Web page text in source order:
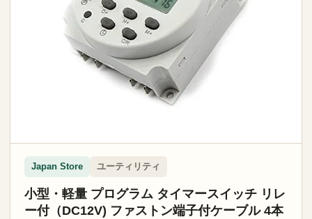
Japan Store ユーティリティ
小型・軽量 プログラム タイマースイッチ リレ
ー付（DC12V) ファストン端子付ケーブル 4本